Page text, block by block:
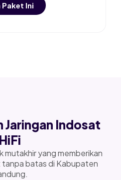
Paket Ini
Jaringan Indosat
HiFi
yang memberikan
batas di Kabupaten